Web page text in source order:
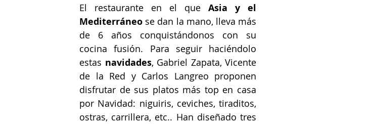
El restaurante en el que Asia y el
Mediterráneo se dan la mano, lleva más
de 6 años conquistándonos con su
cocina fusión. Para seguir haciéndolo
estas navidades, Gabriel Zapata, Vicente
de la Red y Carlos Langreo proponen
disfrutar de sus platos más top en casa
por Navidad: niguiris, ceviches, tiraditos,